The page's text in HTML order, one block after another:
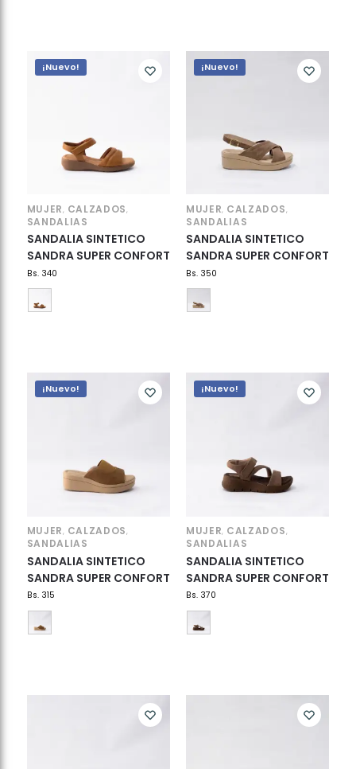
¡Nuevo!
MUJER, CALZADOS,
SANDALIAS
SANDALIA SINTETICO
SANDRA SUPER CONFORT
Bs.340
¡Nuevo!
MUJER, CALZADOS,
SANDALIAS
SANDALIA SINTETICO
SANDRA SUPER CONFORT
Bs.350
¡Nuevo!
MUJER, CALZADOS,
SANDALIAS
SANDALIA SINTETICO
SANDRA SUPER CONFORT
Bs.315
¡Nuevo!
MUJER, CALZADOS,
SANDALIAS
SANDALIA SINTETICO
SANDRA SUPER CONFORT
Bs.370